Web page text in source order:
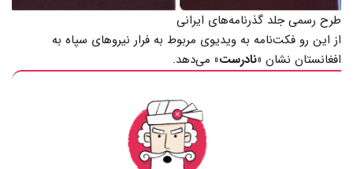
طرح رسمی جلد گذرنامه‌های ایرانی
از این رو فکت‌نامه به ویدیوی مربوط به فرار نیروهای سپاه به
افغانستان نشان «نادرست» می‌دهد.